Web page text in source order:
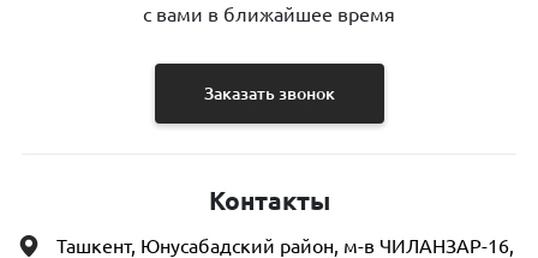
с вами в ближайшее время
Заказать звонок
Контакты
Ташкент, Юнусабадский район, м-в ЧИЛАНЗАР-16,